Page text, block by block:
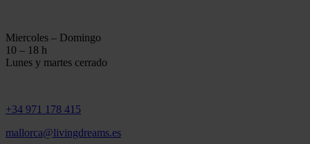
Miercoles – Domingo
10 – 18 h
Lunes y martes cerrado
+34 971 178 415
mallorca@livingdreams.es